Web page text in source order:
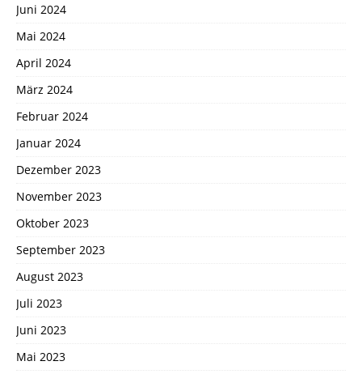
Juni 2024
Mai 2024
April 2024
März 2024
Februar 2024
Januar 2024
Dezember 2023
November 2023
Oktober 2023
September 2023
August 2023
Juli 2023
Juni 2023
Mai 2023